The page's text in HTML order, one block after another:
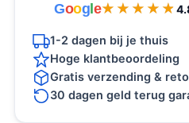
Goog e★★★★★
★★★★★
1-2 dagen bij je thuis
Hoge klantbeoordeling
Gratis verzending &
30 dagen geld terug